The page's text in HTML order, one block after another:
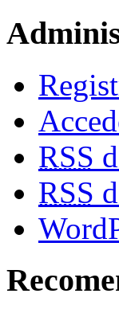
RSS
RSS